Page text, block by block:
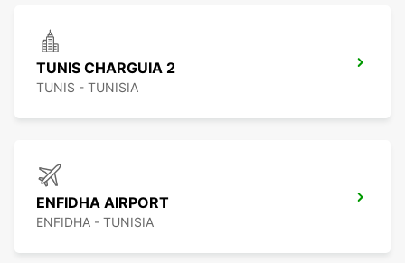
TUNIS CHARGUIA 2
TUNIS - TUNISIA
ENFIDHA AIRPORT
ENFIDHA - TUNISIA